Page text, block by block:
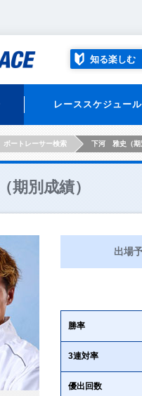
知る楽しむ
レーススケジュール
ボートレーサー検索 下河 雅史（期
期別成績）
出場
勝率
3連対率
優出回数